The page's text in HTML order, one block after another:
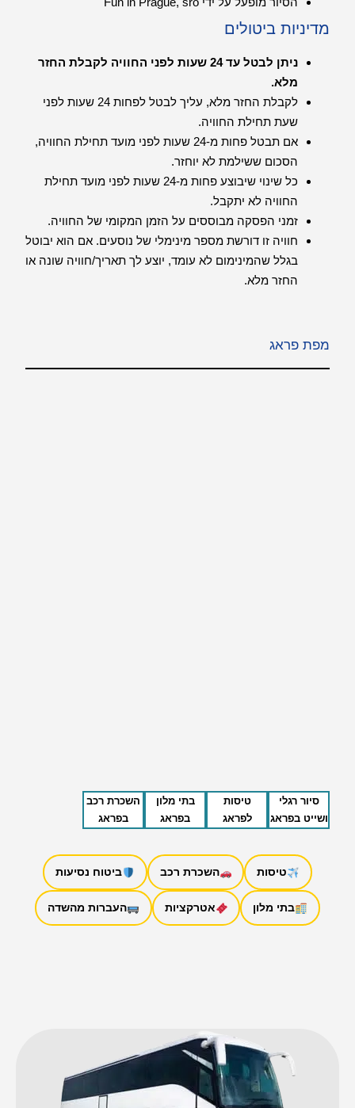
מדיניות ביטולים
ניתן לבטל עד 24 שעות לפני החוויה לקבלת החזר
מלא.
לקבלת החזר מלא, עליך לבטל לפחות 24 שעות לפני
שעת תחילת החוויה.
אם תבטל פחות מ-24 שעות לפני מועד תחילת החוויה,
הסכום ששילמת לא יוחזר.
כל שינוי שיבוצע פחות מ-24 שעות לפני מועד תחילת
החוויה לא יתקבל.
זמני הפסקה מבוססים על הזמן המקומי של החוויה.
חוויה זו דורשת מספר מינימלי של נוסעים. אם הוא יבוטל
בגלל שהמינימום לא עומד, יוצע לך תאריך/חוויה שונה או
החזר מלא.
מפת פראג
סיור רגלי
ושייט בפראג
טיסות
לפראג
בתי מלון
בפראג
השכרת רכב
בפראג
טיסות השכרת רכב ביטוח נסיעות
בתי מלון אטרקציות העברות מהשדה